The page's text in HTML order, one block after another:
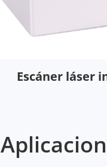
Escáner láser